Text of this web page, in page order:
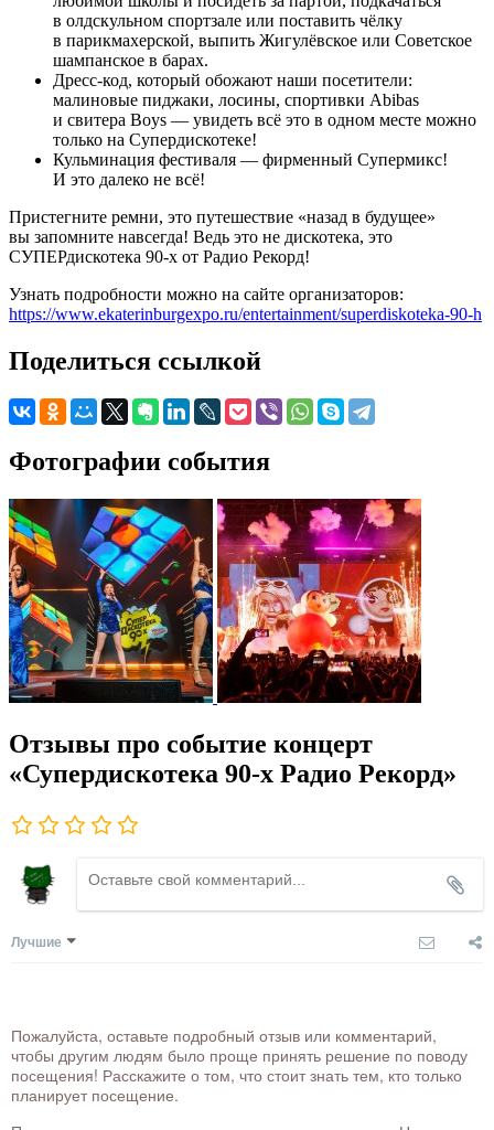
в олдскульном спортзале или поставить чёлку
в парикмахерской, выпить Жигулёвское или Советское
шампанское в барах.
Дресс-код, который обожают наши посетители:
малиновые пиджаки, лосины, спортивки Abibas
и свитера Boys — увидеть всё это в одном месте можно
только на Супердискотеке!
Кульминация фестиваля — фирменный Супермикс!
И это далеко не всё!
Пристегните ремни, это путешествие «назад в будущее»
вы запомните навсегда! Ведь это не дискотека, это
СУПЕРдискотека 90-х от Радио Рекорд!
Узнать подробности можно на сайте организаторов:
https://www.ekaterinburgexpo.ru/entertainment/superdiskoteka-90-h
Поделиться ссылкой
Фотографии события
Отзывы про событие концерт
«Супердискотека 90-х Радио Рекорд»
Лучшие
Пожалуйста, оставьте подробный отзыв или комментарий,
чтобы другим людям было проще принять решение по поводу
посещения! Расскажите о том, что стоит знать тем, кто только
планирует посещение.